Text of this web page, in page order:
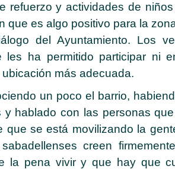
refuerzo y actividades de
que es algo positivo para la
del Ayuntamiento. Los
les ha permitido participar ni
más adecuada.
un poco el barrio,
y hablado con las personas
que se está movilizando la
sabadellenses creen
la pena vivir y que hay que